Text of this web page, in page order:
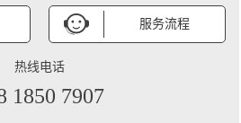
服务流程
热线电话
1850 7907